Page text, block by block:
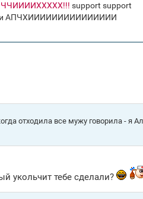
support support
АПЧХИИИИИИИИИИИИИИИ
отходила все мужу говорила - я
укольчит тебе сделали?